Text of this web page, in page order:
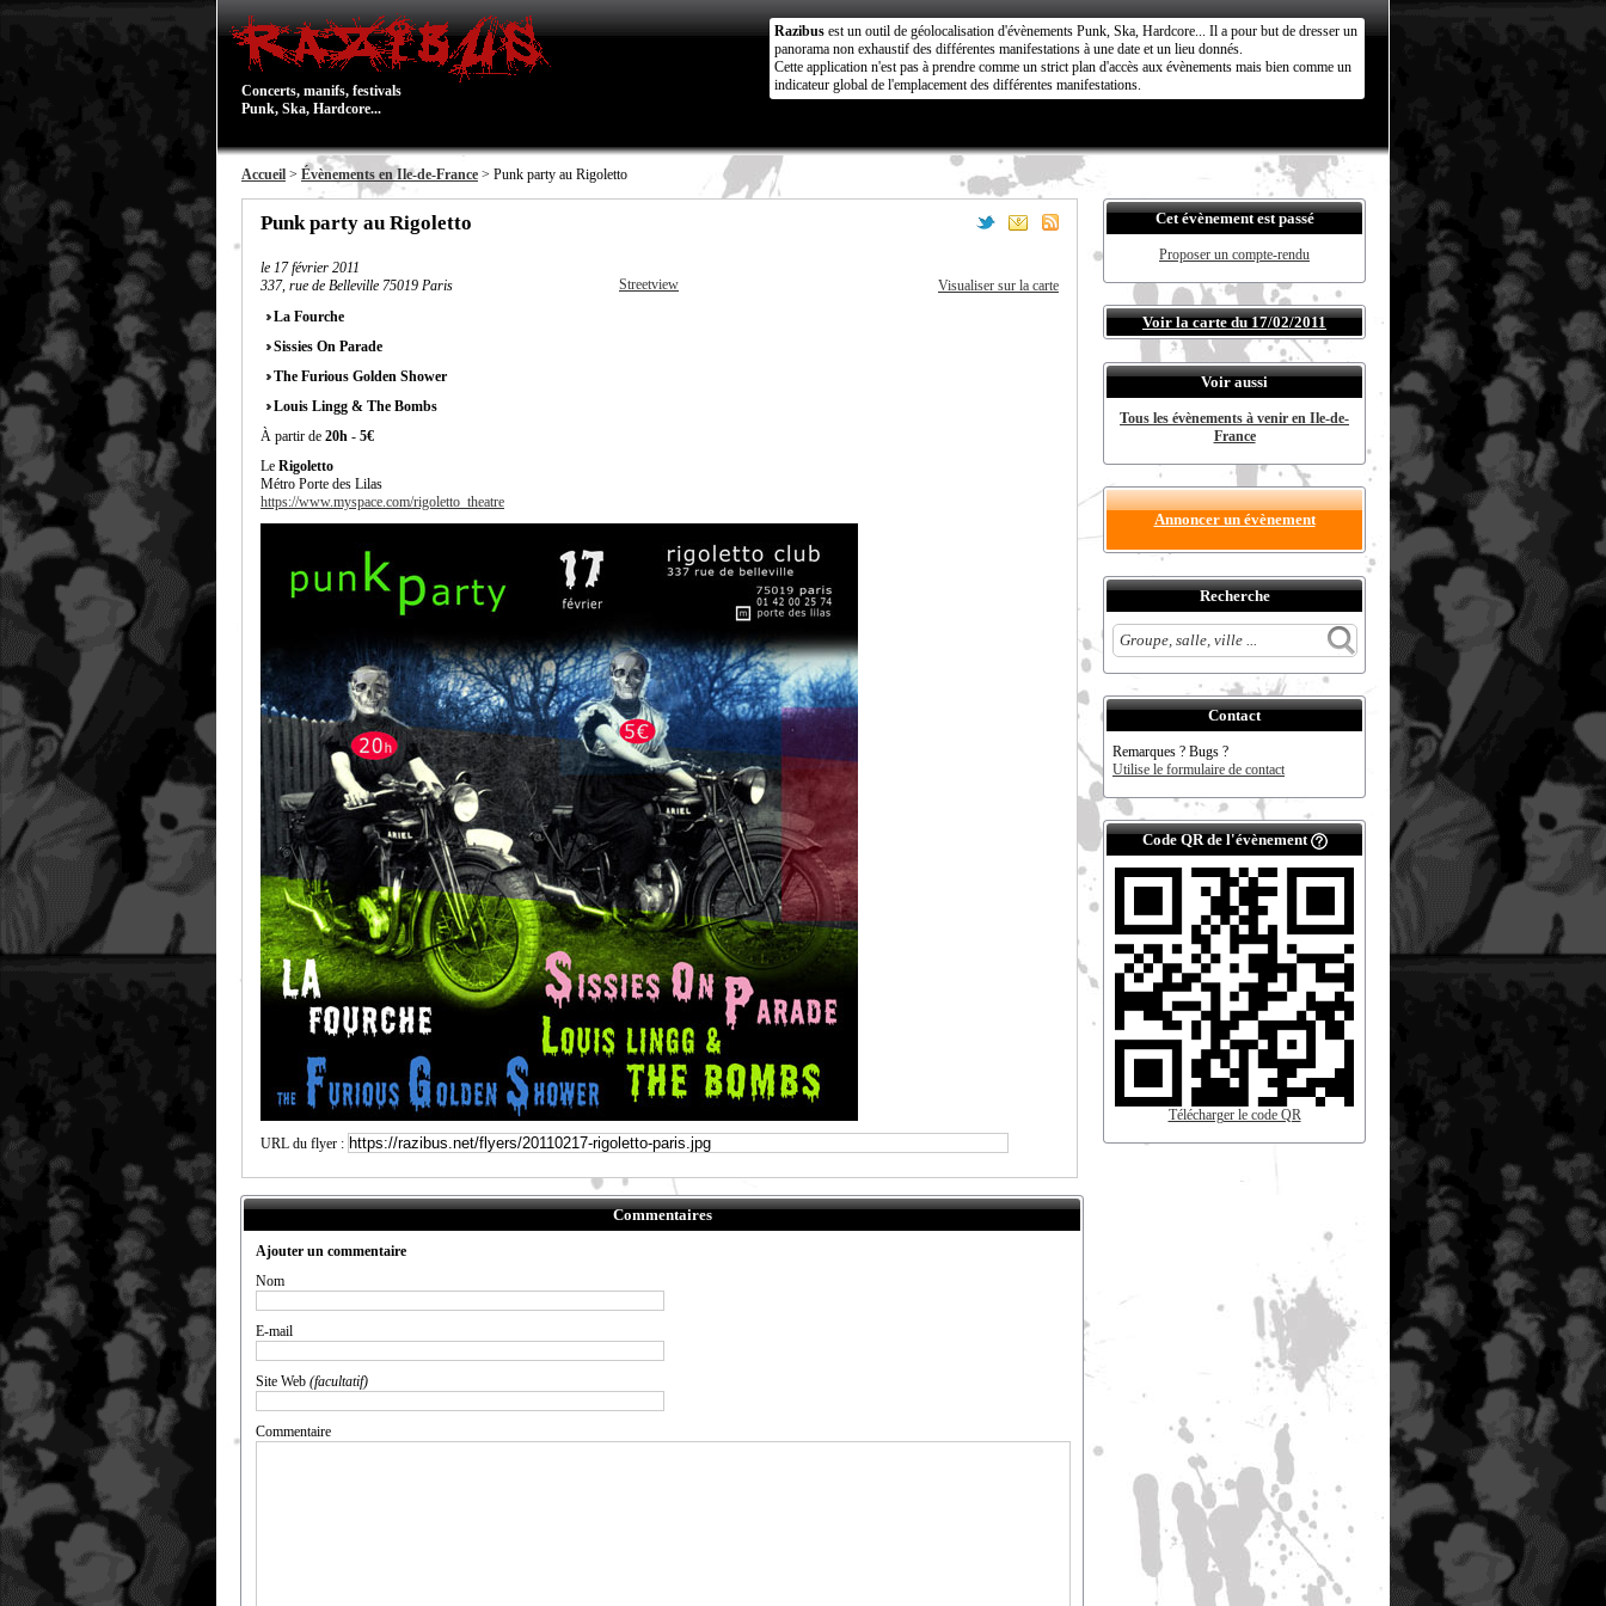
Concerts, manifs, festivals
Punk, Ska, Hardcore...
Razibus est un outil de géolocalisation d'évènements Punk, Ska, Hardcore... Il a pour but de dresser un
panorama non exhaustif des différentes manifestations à une date et un lieu donnés.
Cette application n'est pas à prendre comme un strict plan d'accès aux évènements mais bien comme un
indicateur global de l'emplacement des différentes manifestations.
Accueil > Évènements en Ile-de-France > Punk party au Rigoletto
Punk party au Rigoletto
le 17 février 2011
337, rue de Belleville 75019 Paris
Streetview
Visualiser sur la carte
La Fourche
Sissies On Parade
The Furious Golden Shower
Louis Lingg & The Bombs
À partir de 20h - 5€
Le Rigoletto
Métro Porte des Lilas
https://www.myspace.com/rigoletto_theatre
URL du flyer :
Commentaires
Ajouter un commentaire
Nom
E-mail
Site Web (facultatif)
Commentaire
Cet évènement est passé
Proposer un compte-rendu
Voir la carte du 17/02/2011
Voir aussi
Tous les évènements à venir en Ile-de-
France
Annoncer un évènement
Recherche
Contact
Remarques ? Bugs ?
Utilise le formulaire de contact
Code QR de l'évènement
Télécharger le code QR